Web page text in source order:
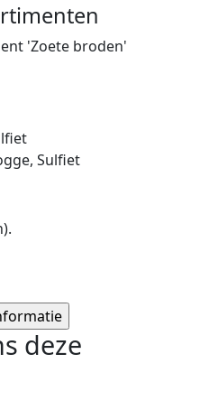
'Zoete broden'
Sulfiet
deze